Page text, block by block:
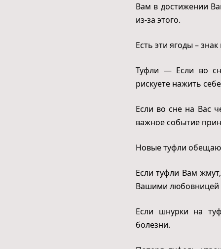
Вам в достижении
из-за этого.
Есть эти ягоды –
Туфли — Если во
рискуете нажить
Если во сне на Вас
важное событие
Новые туфли
Если туфли Вам
Вашими
Если шнурки на
болезни.